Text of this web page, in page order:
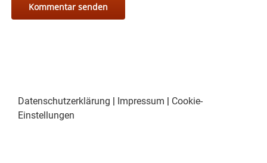
Datenschutzerklärung Impressum
Cookie-
Einstellungen